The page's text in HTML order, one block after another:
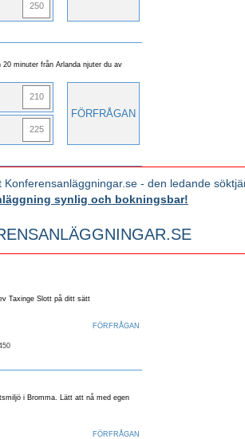
250
minuter från Arlanda njuter du av
210
FÖRFRÅGAN
225
- den ledande
synlig och bokningsbar!
Taxinge Slott på ditt sätt
FÖRFRÅGAN
i Bromma. Lätt att nå med egen
FÖRFRÅGAN